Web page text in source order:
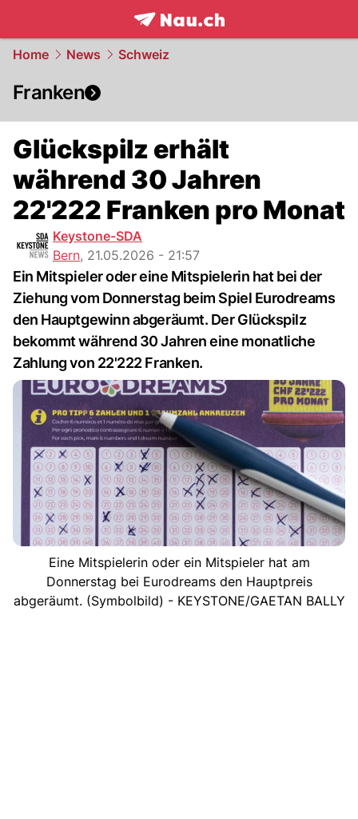
frontpage.NAU.ch
Home News Schweiz
Franken
Glückspilz erhält
während 30 Jahren
22'222 Franken pro Monat
Keystone-SDA
Bern, 21.05.2026 - 21:57
Ein Mitspieler oder eine Mitspielerin hat bei der
Ziehung vom Donnerstag beim Spiel Eurodreams
den Hauptgewinn abgeräumt. Der Glückspilz
bekommt während 30 Jahren eine monatliche
Zahlung von 22'222 Franken.
Eine Mitspielerin oder ein Mitspieler hat am
Donnerstag bei Eurodreams den Hauptpreis
abgeräumt. (Symbolbild) - KEYSTONE/GAETAN BALLY